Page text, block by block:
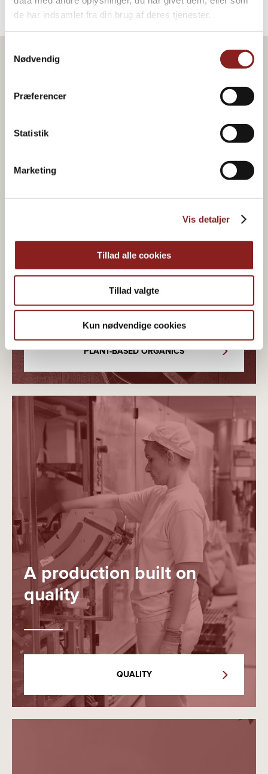
de har indsamlet fra din brug af deres tjenester.
Nødvendig
Præferencer
Statistik
Marketing
Vis detaljer
Tillad alle cookies
Tillad valgte
Kun nødvendige cookies
Organic & plant-based
food joy
PLANT-BASED ORGANICS
A production built on
quality
QUALITY